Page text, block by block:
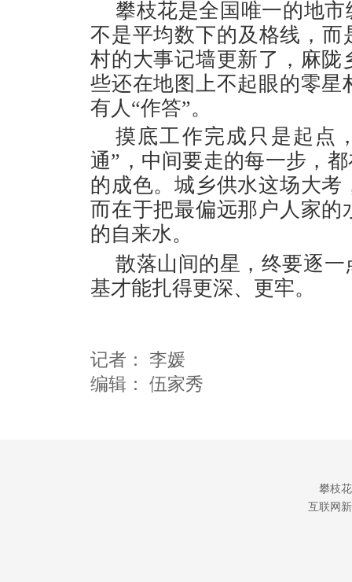
攀枝花是全国唯一的地
不是平均数下的及格线，而
村的大事记墙更新了，麻
些还在地图上不起眼的零
有人“作答”。
摸底工作完成只是起点
通”，中间要走的每一步，
的成色。城乡供水这场大考
而在于把最偏远那户人家
的自来水。
散落山间的星，终要逐
基才能扎得更深、更牢。
记者： 李媛
编辑： 伍家秀
攀枝
互联网